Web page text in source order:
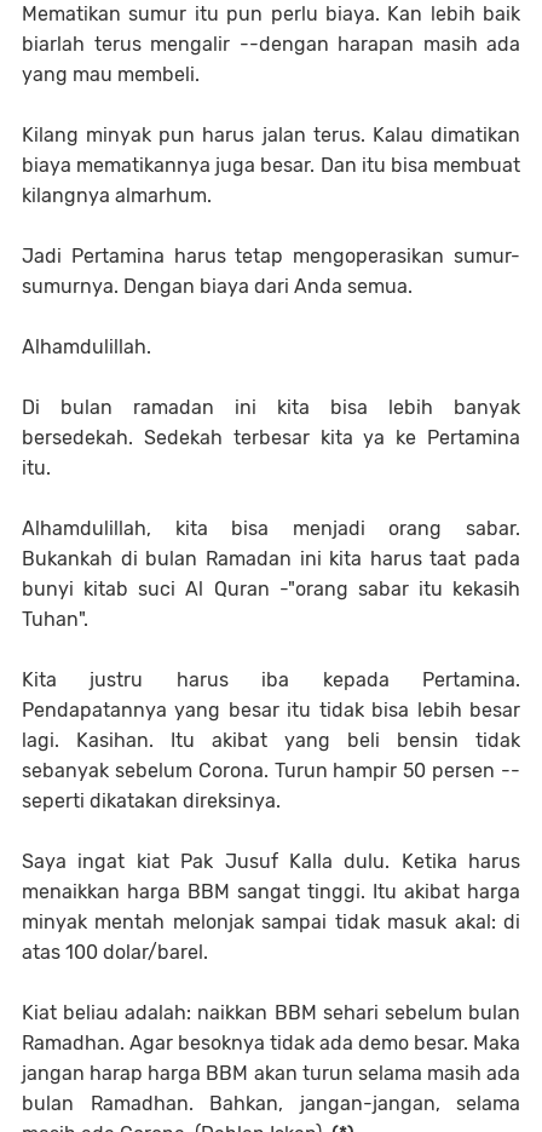
Mematikan sumur itu pun perlu biaya. Kan lebih baik
biarlah terus mengalir --dengan harapan masih ada
yang mau membeli.
Kilang minyak pun harus jalan terus. Kalau dimatikan
biaya mematikannya juga besar. Dan itu bisa membuat
kilangnya almarhum.
Jadi Pertamina harus tetap mengoperasikan sumur-
sumurnya. Dengan biaya dari Anda semua.
Alhamdulillah.
Di bulan ramadan ini kita bisa lebih banyak
bersedekah. Sedekah terbesar kita ya ke Pertamina
itu.
Alhamdulillah, kita bisa menjadi orang sabar.
Bukankah di bulan Ramadan ini kita harus taat pada
bunyi kitab suci Al Quran -"orang sabar itu kekasih
Tuhan".
Kita justru harus iba kepada Pertamina.
Pendapatannya yang besar itu tidak bisa lebih besar
lagi. Kasihan. Itu akibat yang beli bensin tidak
sebanyak sebelum Corona. Turun hampir 50 persen --
seperti dikatakan direksinya.
Saya ingat kiat Pak Jusuf Kalla dulu. Ketika harus
menaikkan harga BBM sangat tinggi. Itu akibat harga
minyak mentah melonjak sampai tidak masuk akal: di
atas 100 dolar/barel.
Kiat beliau adalah: naikkan BBM sehari sebelum bulan
Ramadhan. Agar besoknya tidak ada demo besar. Maka
jangan harap harga BBM akan turun selama masih ada
bulan Ramadhan. Bahkan, jangan-jangan, selama